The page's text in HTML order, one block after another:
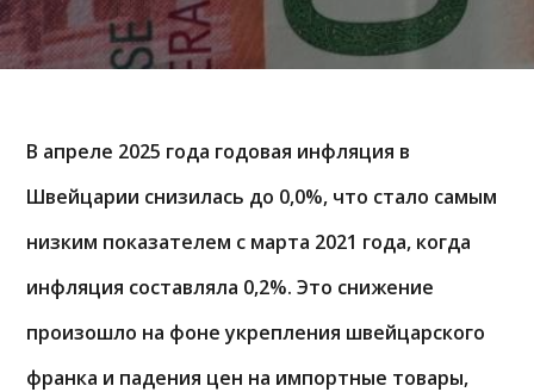
В апреле 2025 года годовая инфляция в
Швейцарии снизилась до 0,0%, что стало самым
низким показателем с марта 2021 года, когда
инфляция составляла 0,2%. Это снижение
произошло на фоне укрепления швейцарского
франка и падения цен на импортные товары,